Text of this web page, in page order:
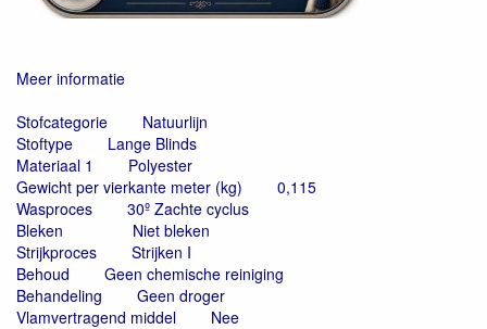
Meer informatie
Stofcategorie
Natuurlijn
Stoftype
Lange Blinds
Materiaal 1
Polyester
Gewicht per vierkante meter (kg)
0,115
Wasproces
30º Zachte cyclus
Bleken
Niet bleken
Strijkproces
Strijken I
Behoud
Geen chemische reiniging
Behandeling
Geen droger
Vlamvertragend middel
Nee